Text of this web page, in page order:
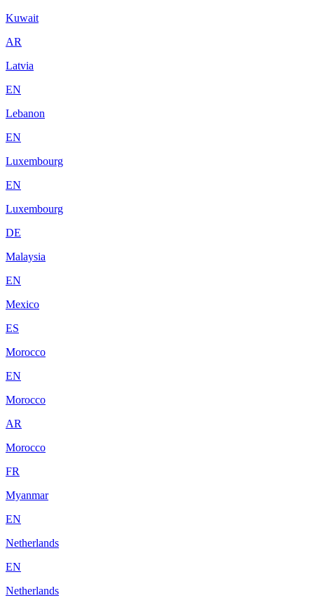
Kuwait
AR
Latvia
EN
Lebanon
EN
Luxembourg
EN
Luxembourg
DE
Malaysia
EN
Mexico
ES
Morocco
EN
Morocco
AR
Morocco
FR
Myanmar
EN
Netherlands
EN
Netherlands